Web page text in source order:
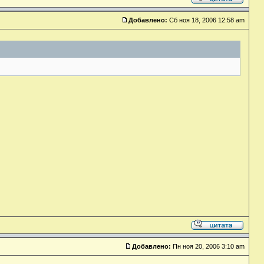
Добавлено: Сб ноя 18, 2006 12:58 am
Добавлено: Пн ноя 20, 2006 3:10 am